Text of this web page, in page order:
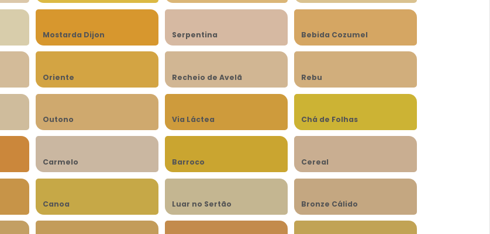
Mostarda Dijon Serpentina Bebida Cozumel
Oriente Recheio de Avelã Rebu
Outono Via Láctea Chá de Folhas
Carmelo Barroco Cereal
Canoa Luar no Sertão Bronze Cálido